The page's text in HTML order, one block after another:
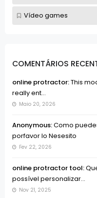
COMENTÁRIOS
online protractor:This
really ent...
Maio 20, 2026
Anonymous:Como
porfavor lo Nesesito
Fev 22, 2026
online protractor tool:
possível personalizar...
Nov 21, 2025
Vídeo games